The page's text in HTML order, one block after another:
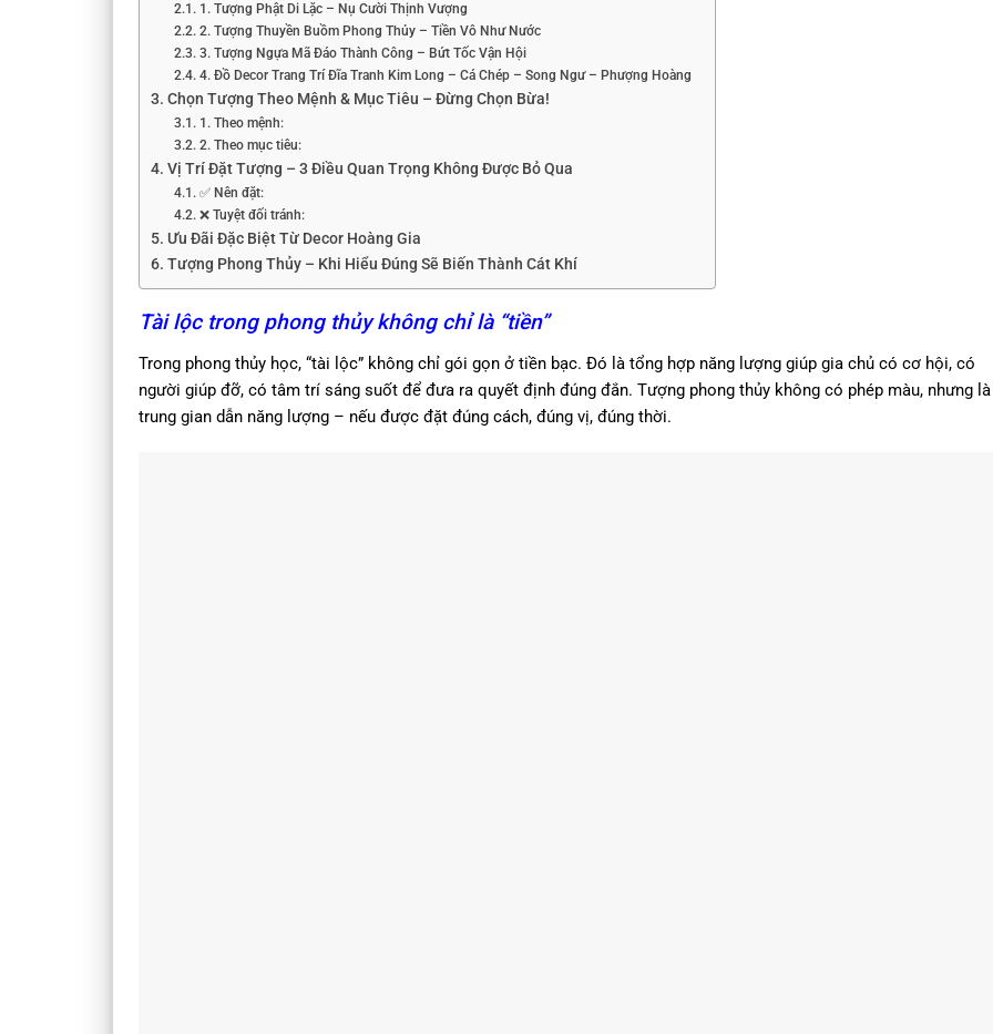
1. Tượng Phật Di Lặc – Nụ Cười Thịnh Vượng
2. Tượng Thuyền Buồm Phong Thủy – Tiền Vô Như Nước
3. Tượng Ngựa Mã Đáo Thành Công – Bứt Tốc Vận Hội
4. Đồ Decor Trang Trí Đĩa Tranh Kim Long – Cá Chép – Song Ngư – Phượng Hoàng
Chọn Tượng Theo Mệnh & Mục Tiêu – Đừng Chọn Bừa!
1. Theo mệnh:
2. Theo mục tiêu:
Vị Trí Đặt Tượng – 3 Điều Quan Trọng Không Được Bỏ Qua
✅ Nên đặt:
❌ Tuyệt đối tránh:
Ưu Đãi Đặc Biệt Từ Decor Hoàng Gia
Tượng Phong Thủy – Khi Hiểu Đúng Sẽ Biến Thành Cát Khí
Tài lộc trong phong thủy không chỉ là “tiền”
Trong phong thủy học, “tài lộc” không chỉ gói gọn ở tiền bạc. Đó là tổng hợp năng lượng giúp gia chủ có cơ hội, có
người giúp đỡ, có tâm trí sáng suốt để đưa ra quyết định đúng đắn. Tượng phong thủy không có phép màu, nhưng
trung gian dẫn năng lượng – nếu được đặt đúng cách, đúng vị, đúng thời.